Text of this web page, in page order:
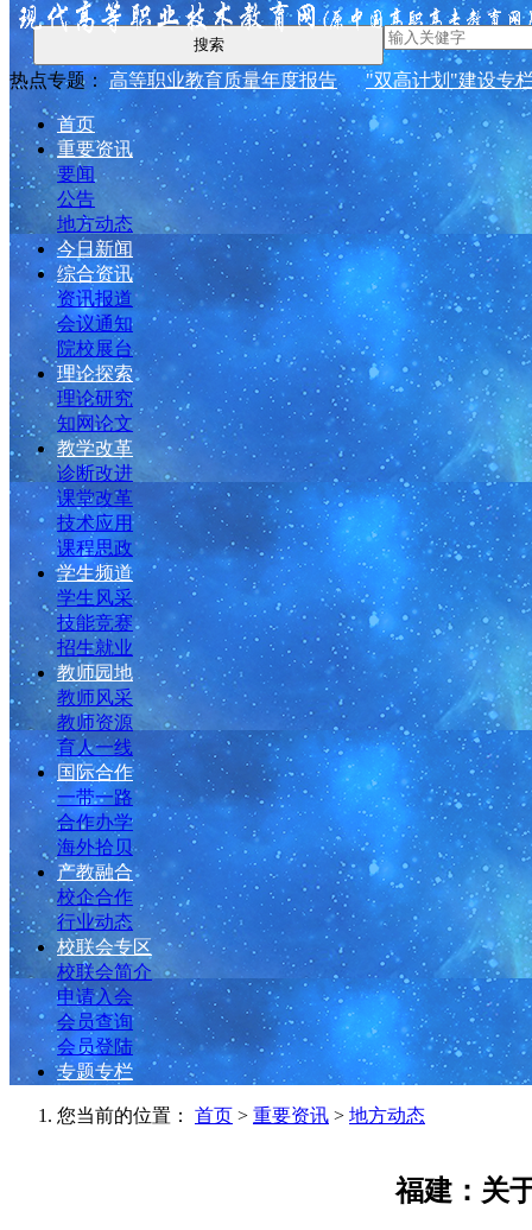
搜索
热点专题： 高等职业教育质量年度报告 "双高计划"建设专
首页
重要资讯
要闻
公告
地方动态
今日新闻
综合资讯
资讯报道
会议通知
院校展台
理论探索
理论研究
知网论文
教学改革
诊断改进
课堂改革
技术应用
课程思政
学生频道
学生风采
技能竞赛
招生就业
教师园地
教师风采
教师资源
育人一线
国际合作
一带一路
合作办学
海外拾贝
产教融合
校企合作
行业动态
校联会专区
校联会简介
申请入会
会员查询
会员登陆
专题专栏
您当前的位置： 首页 > 重要资讯 > 地方动态
福建：关